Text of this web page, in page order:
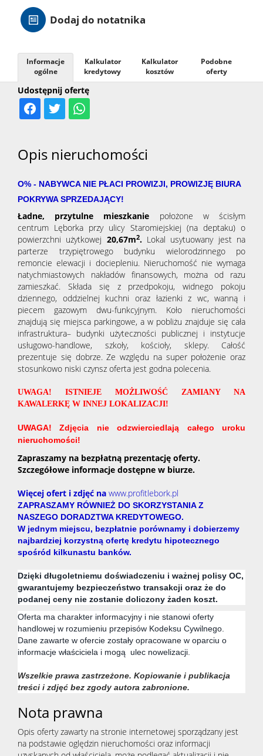
za
Dodaj do notatnika
Udostępnij ofertę
Informacje
ogólne
Kalkulator
kredytowy
Kalkulator
kosztów
Podobne
oferty
Opis nieruchomości
O% - NABYWCA NIE PŁACI PROWIZJI, PROWIZJĘ BIURA
POKRYWA SPRZEDAJĄCY!
Ładne, przytulne mieszkanie położone w ścisłym
centrum Lęborka przy ulicyStaromiejskiej (na deptaku) o
powierzchni użytkowej 20,67m2.Lokal usytuowany jest na
parterze trzypiętrowego budynku wielorodzinnego po
remoncie elewacji i dociepleniu. Nieruchomość nie wymaga
natychmiastowych nakładów finansowych, można od razu
zamieszkać. Składa się z przedpokoju, widnego pokoju
dziennego, oddzielnej kuchni oraz łazienki z wc, wanną i
piecem gazowym dwu-funkcyjnym. Koło nieruchomości
znajdują się miejsca parkingowe, a w pobliżu znajduje się cała
infrastruktura– budynki użyteczności publicznej i instytucje
usługowo-handlowe, szkoły, kościoły, sklepy. Całość
prezentuje się dobrze. Ze względu na super położenie oraz
stosunkowo niski czynsz oferta jest godna polecenia.
UWAGA! ISTNIEJE MOŻLIWOŚĆ ZAMIANY NA
KAWALERKĘ W INNEJ LOKALIZACJI!
UWAGA! Zdjęcia nie odzwierciedlają całego uroku
nieruchomości!
Zapraszamy na bezpłatną prezentację oferty.
Szczegółowe informacje dostępne w biurze.
Więcej ofert i zdjęć na www.profitlebork.pl
ZAPRASZAMY RÓWNIEŻ DO SKORZYSTANIA Z
NASZEGO DORADZTWA KREDYTOWEGO.
W jednym miejscu, bezpłatnie porównamy i dobierzemy
najbardziej korzystną ofertę kredytu hipotecznego
spośród kilkunastu banków.
Dzięki długoletniemu doświadczeniu i ważnej polisy OC,
gwarantujemy bezpieczeństwo transakcji oraz że do
podanej ceny nie zostanie doliczony żaden koszt.
Oferta ma charakter informacyjny i nie stanowi oferty
handlowej w rozumieniu przepisów Kodeksu Cywilnego.
Dane zawarte w ofercie zostały opracowane w oparciu o
informacje właściciela i mogą ulec nowelizacji.
Wszelkie prawa zastrzeżone. Kopiowanie i publikacja
treści i zdjęć bez zgody autora zabronione.
Nota prawna
Opis oferty zawarty na stronie internetowej sporządzany jest
na podstawie oględzin nieruchomości oraz informacji